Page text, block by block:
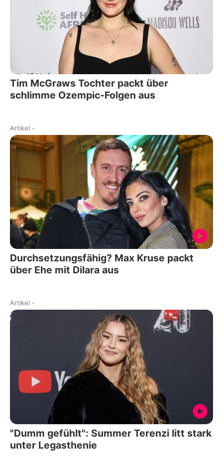
Tim McGraws Tochter packt über
schlimme Ozempic-Folgen aus
Artikel -
Durchsetzungsfähig? Max Kruse packt
über Ehe mit Dilara aus
Artikel -
"Dumm gefühlt": Summer Terenzi litt stark
unter Legasthenie